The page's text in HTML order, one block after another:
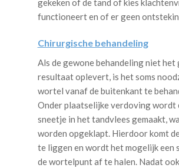
gekeken of de tand of kies
functioneert en of er geen
Chirurgische behandeling
Als de gewone behandeling niet het
resultaat oplevert, is het soms
wortel vanaf de buitenkant te
Onder plaatselijke verdoving wordt
sneetje in het tandvlees gemaakt,
worden opgeklapt. Hierdoor komt
te liggen en wordt het mogelijk een
de wortelpunt af te halen. Nadat